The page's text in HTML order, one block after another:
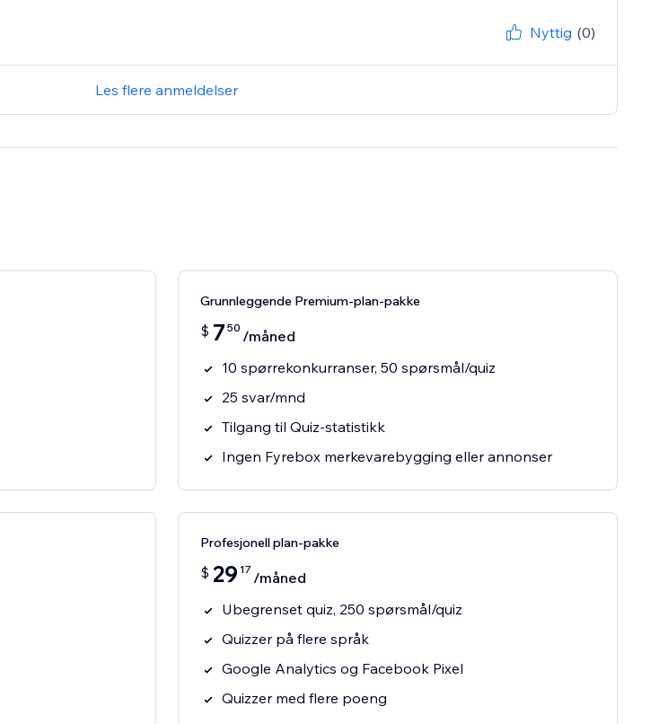
Nyttig (0)
Les flere anmeldelser
Grunnleggende Premium-plan-pakke
$ 7 50 /måned
10 spørrekonkurranser, 50 spørsmål/quiz
25 svar/mnd
Tilgang til Quiz-statistikk
Ingen Fyrebox merkevarebygging eller annonser
Profesjonell plan-pakke
$ 29 17 /måned
Ubegrenset quiz, 250 spørsmål/quiz
Quizzer på flere språk
Google Analytics og Facebook Pixel
Quizzer med flere poeng